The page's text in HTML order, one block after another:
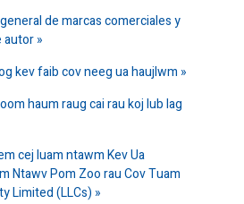
de marcas comerciales y
autor
kev faib cov neeg ua haujlwm
haum raug cai rau koj lub lag
cej luam ntawm Kev Ua
Ntawv Pom Zoo rau Cov Tuam
Limited (LLCs)